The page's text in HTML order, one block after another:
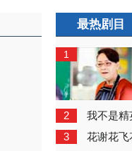
最热剧目
1
2 我不是精
3 花谢花飞